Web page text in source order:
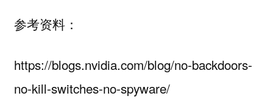
参考资料：
https://blogs.nvidia.com/blog/no-backdoors-
no-kill-switches-no-spyware/